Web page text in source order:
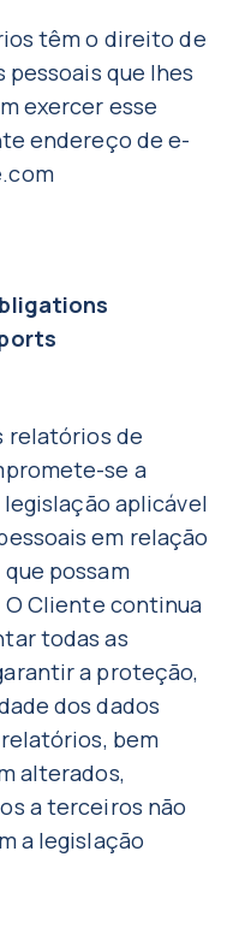
têm o direito de
pessoais que lhes
exercer esse
endereço de e-
relatórios de
se a
aplicável
em relação
possam
Cliente continua
todas as
a proteção,
dos dados
bem
alterados,
a terceiros não
a legislação